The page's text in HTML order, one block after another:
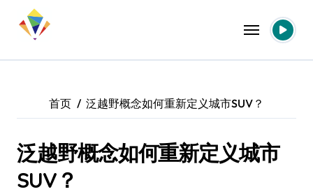
首页 泛越野概念如何重新定义城市SUV？
泛越野概念如何重新定义城市
SUV？